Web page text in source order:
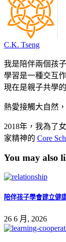
C.K. Tseng
我是陪伴兩個孩
學習是一種交互
現在是親子共學
熱愛接觸大自然
2018年，我為了
家精神的 Core
You may also
陪伴孩子學會建立健
26 6 月, 2026